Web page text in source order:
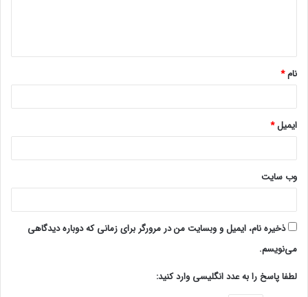
*
نام*
ایمیل*
وب‌ سایت
ذخیره نام، ایمیل و وبسایت من در مرورگر برای زمانی که دوباره دیدگاهی
می‌نویسم.
لطفا پاسخ را به عدد انگلیسی وارد کنید: